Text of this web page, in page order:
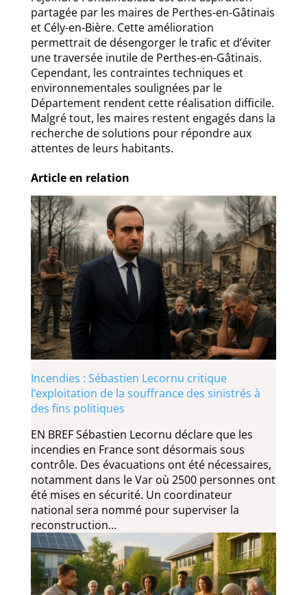
partagée par les maires de Perthes-en-Gâtinais
et Cély-en-Bière. Cette amélioration
permettrait de désengorger le trafic et d’éviter
une traversée inutile de Perthes-en-Gâtinais.
Cependant, les contraintes techniques et
environnementales soulignées par le
Département rendent cette réalisation difficile.
Malgré tout, les maires restent engagés dans la
recherche de solutions pour répondre aux
attentes de leurs habitants.
Article en relation
Incendies : Sébastien Lecornu critique
l’exploitation de la souffrance des sinistrés à
des fins politiques
EN BREF Sébastien Lecornu déclare que les
incendies en France sont désormais sous
contrôle. Des évacuations ont été nécessaires,
notamment dans le Var où 2500 personnes ont
été mises en sécurité. Un coordinateur
national sera nommé pour superviser la
reconstruction…